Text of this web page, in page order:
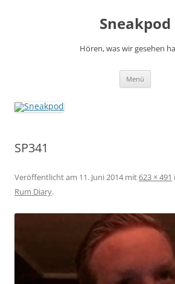
Sneakpod
Hören, was wir gesehen
Menü
SP341
Veröffentlicht am 11. Juni 2014mit623 × 491
Rum Diary.